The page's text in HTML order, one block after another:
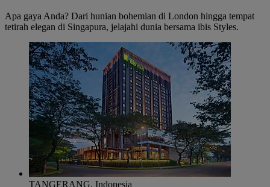
Apa gaya Anda? Dari hunian bohemian di London hingga tempat
tetirah elegan di Singapura, jelajahi dunia bersama ibis Styles.
TANGERANG, Indonesia